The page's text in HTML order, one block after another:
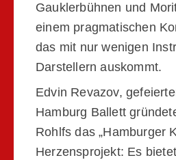
Gauklerbühnen und
einem pragmatischen
das mit nur wenigen
Darstellern auskommt.
Edvin Revazov,
Hamburg Ballett
Rohlfs das „Hamburger
Herzensprojekt: Es